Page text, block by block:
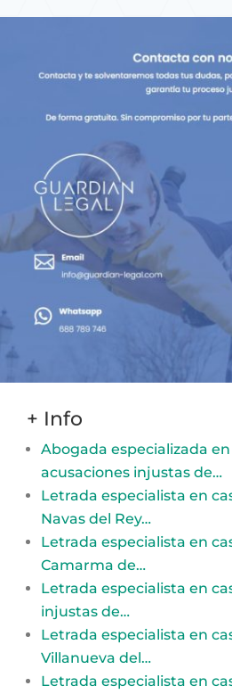
+ Info
Abogada especializada en
acusaciones injustas de…
Letrada especialista en
Navas del Rey…
Letrada especialista en
Camarma de…
Letrada especialista en
injustas de…
Letrada especialista en
Villanueva del…
Letrada especialista en